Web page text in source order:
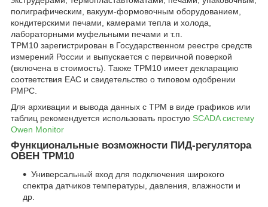
полиграфическим, вакуум-формовочным оборудованием,
кондитерскими печами, камерами тепла и холода,
лабораторными муфельными печами и т.п.
ТРМ10 зарегистрирован в Государственном реестре средств
измерений России и выпускается с первичной поверкой
(включена в стоимость). Также ТРМ10 имеет декларацию
соответствия ЕАС и свидетельство о типовом одобрении
РМРС.
Для архивации и вывода данных с ТРМ в виде графиков или
таблиц рекомендуется использовать простую SCADA систему
Owen Monitor
Функциональные возможности ПИД-регулятора
ОВЕН ТРМ10
Универсальный вход для подключения широкого
спектра датчиков температуры, давления, влажности и
др.